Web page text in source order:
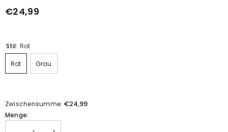
€24,99
Stil: Rot
Rot Grau
Zwischensumme: €24,99
Menge: